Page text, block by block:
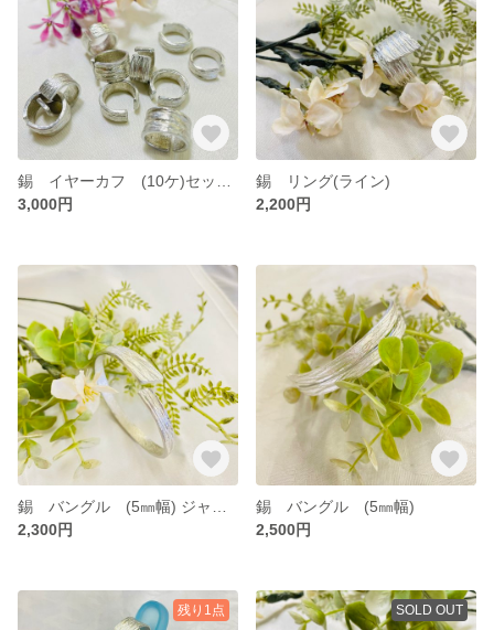
3,000円
錫 リング(ライン)
2,200円
2,300円
錫 バングル (5㎜幅)
2,500円
残り1点 SOLD OUT